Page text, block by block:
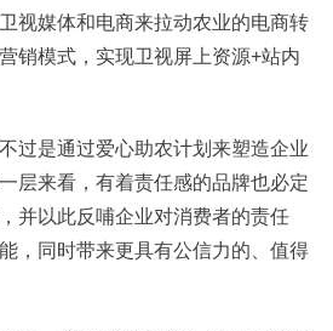
视媒体和电商来拉动农业的电商转
销模式，实现卫视屏上资源+站内
过是通过爱心助农计划来塑造企业
层来看，有着责任感的品牌也必定
并以此反哺企业对消费者的责任
，同时带来更具有公信力的、值得